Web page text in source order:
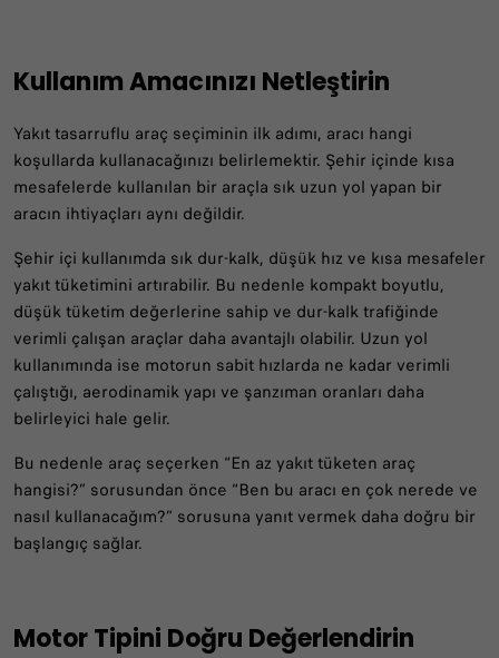
Kullanım Amacınızı Netleştirin
Yakıt tasarruflu araç seçiminin ilk adımı, aracı hangi
koşullarda kullanacağınızı belirlemektir. Şehir içinde kısa
mesafelerde kullanılan bir araçla sık uzun yol yapan bir
aracın ihtiyaçları aynı değildir.
Şehir içi kullanımda sık dur-kalk, düşük hız ve kısa mesafeler
yakıt tüketimini artırabilir. Bu nedenle kompakt boyutlu,
düşük tüketim değerlerine sahip ve dur-kalk trafiğinde
verimli çalışan araçlar daha avantajlı olabilir. Uzun yol
kullanımında ise motorun sabit hızlarda ne kadar verimli
çalıştığı, aerodinamik yapı ve şanzıman oranları daha
belirleyici hale gelir.
Bu nedenle araç seçerken “En az yakıt tüketen araç
hangisi?” sorusundan önce “Ben bu aracı en çok nerede ve
nasıl kullanacağım?” sorusuna yanıt vermek daha doğru bir
başlangıç sağlar.
Motor Tipini Doğru Değerlendirin